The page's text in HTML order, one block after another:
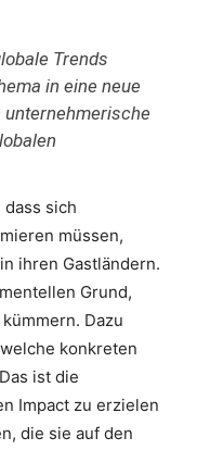
Trends
in eine neue
unternehmerische
dass sich
müssen,
ihren Gastländern.
Grund,
Dazu
konkreten
ist die
Impact zu erzielen
die sie auf den